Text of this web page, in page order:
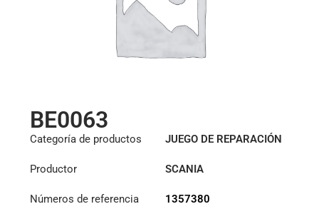
BE0063
Categoría de productos
JUEGO DE REPARACIÓN
Productor
SCANIA
Números de referencia 1357380